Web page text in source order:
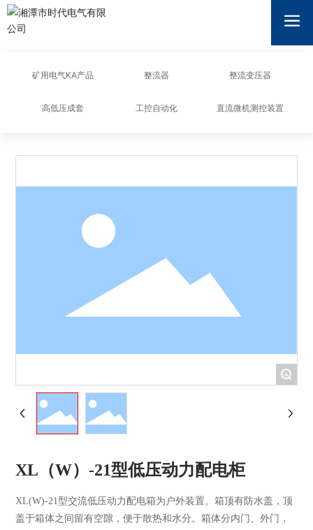
湘潭市时代电气有限公司
矿用电气KA产品 整流器 整流变压器
高低压成套 工控自动化 直流微机测控装置
+
XL（W）-21型低压动力配电柜
XL(W)-21型交流低压动力配电箱为户外装置。箱顶有防水盖，顶
盖于箱体之间留有空隙，便于散热和水分。箱体分内门、外门，